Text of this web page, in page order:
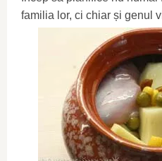
familia lor, ci chiar și genul